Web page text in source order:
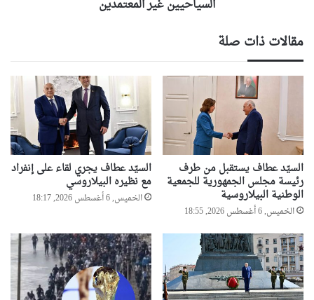
السياحيين غير المعتمدين
مقالات ذات صلة
السيّد عطاف يستقبل من طرف
رئيسة مجلس الجمهورية للجمعية
الوطنية البيلاروسية
الخميس, 6 أغسطس 2026, 18:55
السيّد عطاف يجري لقاء على إنفراد
مع نظيره البيلاروسي
الخميس, 6 أغسطس 2026, 18:17